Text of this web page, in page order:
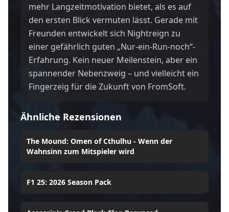
mehr Langzeitmotivation bietet, als es auf
den ersten Blick vermuten lässt. Gerade mit
Freunden entwickelt sich Nightreign zu
einer gefährlich guten „Nur-ein-Run-noch“-
Erfahrung. Kein neuer Meilenstein, aber ein
spannender Nebenzweig – und vielleicht ein
Fingerzeig für die Zukunft von FromSoft.
Ähnliche Rezensionen
The Mound: Omen of Cthulhu - Wenn der
Wahnsinn zum Mitspieler wird
F1 25: 2026 Season Pack